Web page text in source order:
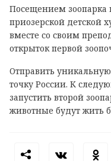
Посещением зоопарка
приозерской детской
вместе со своим
открыток первой
Отправить
точку России. К
запустить второй
животные будут жить